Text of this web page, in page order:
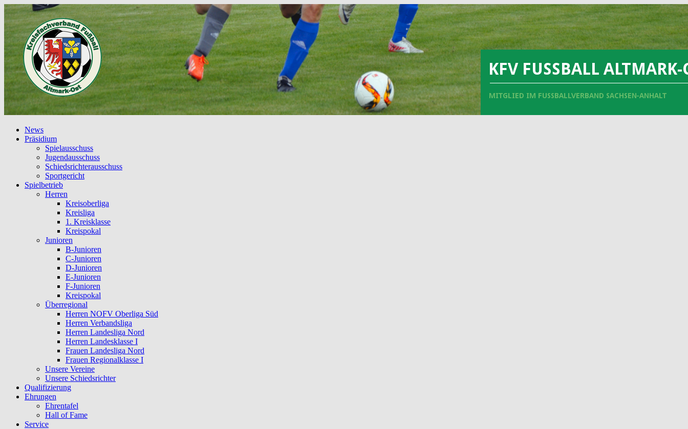
News
Präsidium
Spielausschuss
Jugendausschuss
Schiedsrichterausschuss
Sportgericht
Spielbetrieb
Herren
Kreisoberliga
Kreisliga
1. Kreisklasse
Kreispokal
Junioren
B-Junioren
C-Junioren
D-Junioren
E-Junioren
F-Junioren
Kreispokal
Überregional
Herren NOFV Oberliga Süd
Herren Verbandsliga
Herren Landesliga Nord
Herren Landesklasse I
Frauen Landesliga Nord
Frauen Regionalklasse I
Unsere Vereine
Unsere Schiedsrichter
Qualifizierung
Ehrungen
Ehrentafel
Hall of Fame
Service